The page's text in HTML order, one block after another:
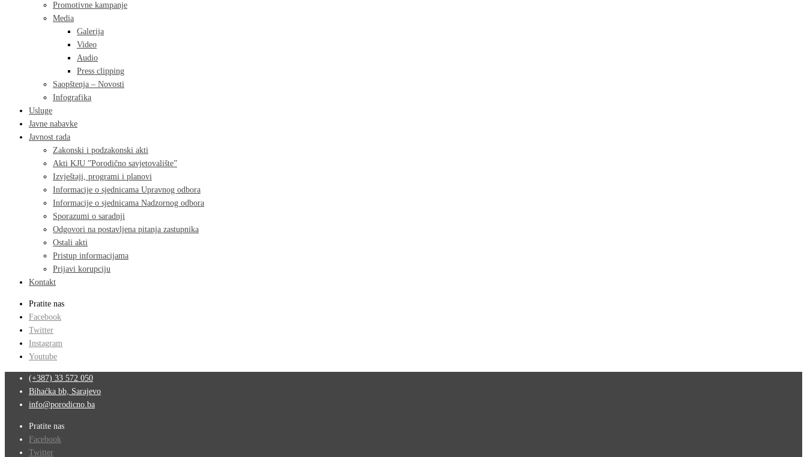
Promotivne kampanje
Media
Galerija
Video
Audio
Press clipping
Saopštenja – Novosti
Infografika
Usluge
Javne nabavke
Javnost rada
Zakonski i podzakonski akti
Akti KJU ”Porodično savjetovalište”
Izvještaji, programi i planovi
Informacije o sjednicama Upravnog odbora
Informacije o sjednicama Nadzornog odbora
Sporazumi o saradnji
Odgovori na postavljena pitanja zastupnika
Ostali akti
Pristup informacijama
Prijavi korupciju
Kontakt
Pratite nas
Facebook
Twitter
Instagram
Youtube
(+387) 33 572 050
Bihaćka bb, Sarajevo
info@porodicno.ba
Pratite nas
Facebook
Twitter